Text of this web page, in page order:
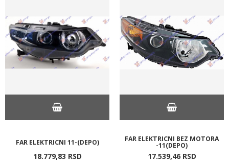
FAR ELEKTRICNI 11-(DEPO)
18.779,83 RSD
FAR ELEKTRICNI BEZ MOTORA
-11(DEPO)
17.539,46 RSD